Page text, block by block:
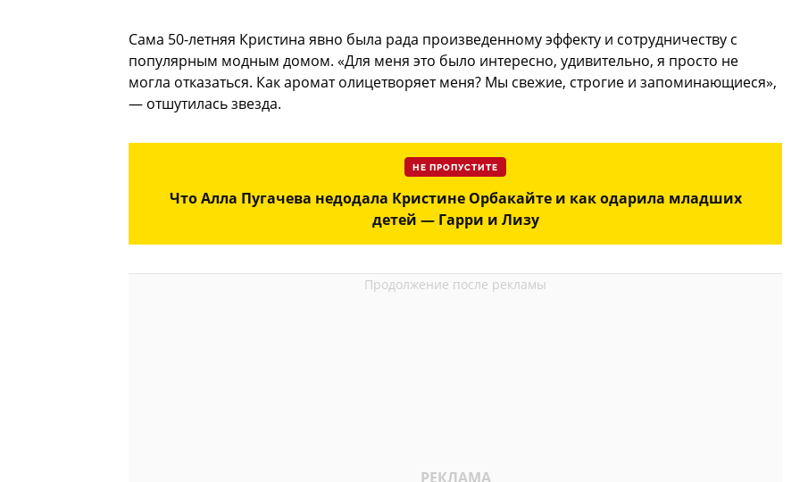
Сама 50-летняя Кристина явно была рада произведенному эффекту и сотрудничеству с
популярным модным домом. «Для меня это было интересно, удивительно, я просто не
могла отказаться. Как аромат олицетворяет меня? Мы свежие, строгие и запоминающиеся»,
— отшутилась звезда.
НЕ ПРОПУСТИТЕ
Что Алла Пугачева недодала Кристине Орбакайте и как одарила младших
детей — Гарри и Лизу